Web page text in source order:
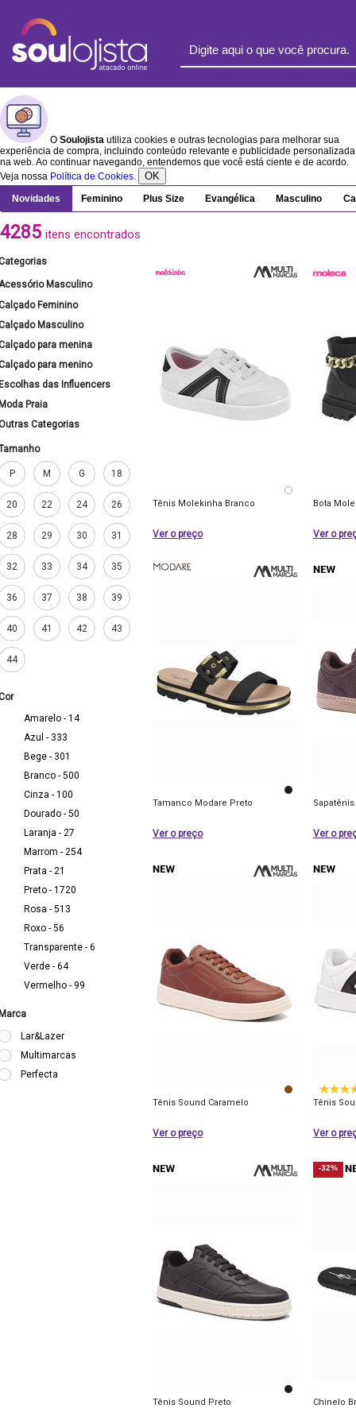
O Soulojista utiliza cookies e outras tecnologias para melhorar sua
experiência de compra, incluindo conteúdo relevante e publicidade personalizada
na web. Ao continuar navegando, entendemos que você está ciente e de acordo.
Veja nossa Política de Cookies. OK
Novidades Feminino Plus Size Evangélica Masculino
4285 itens encontrados
Masculino
Feminino
Masculino
para menina
para menino
das Influencers
Praia
Categorias
P M G 18
20 22 24 26
28 29 30 31
32 33 34 35
36 37 38 39
40 41 42 43
44
Amarelo - 14
Azul - 333
Bege - 301
Branco - 500
Cinza - 100
Dourado - 50
Laranja - 27
Marrom - 254
Prata - 21
Preto - 1720
Rosa - 513
Roxo - 56
Transparente - 6
Verde - 64
Vermelho - 99
Lar&Lazer
Multimarcas
Perfecta
Tênis Molekinha Branco
Ver o preço
Bota
Ver o
Tamanco Modare Preto
Ver o preço Ver o
Tênis Sound Caramelo
Ver o preço
Tênis
Ver o
Tênis Sound Preto
-32%
Chinelo